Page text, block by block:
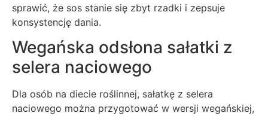
sprawić, że sos stanie się zbyt rzadki i zepsuje
konsystencję dania.
Wegańska odsłona sałatki z
selera naciowego
Dla osób na diecie roślinnej, sałatkę z selera
naciowego można przygotować w wersji wegańskiej,